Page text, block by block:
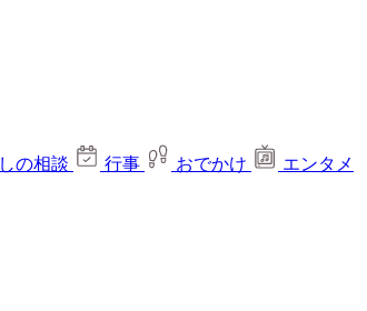
の相談 行事 おでかけ
エンタメ